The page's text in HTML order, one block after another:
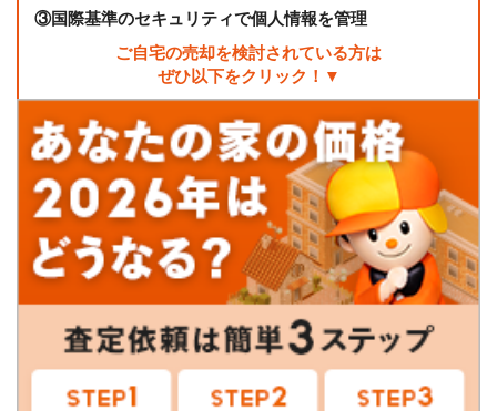
③国際基準のセキュリティで個人情報を管理
ご自宅の売却を検討されている方は
ぜひ以下をクリック！▼